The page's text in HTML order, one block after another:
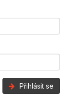
Přihlásit se